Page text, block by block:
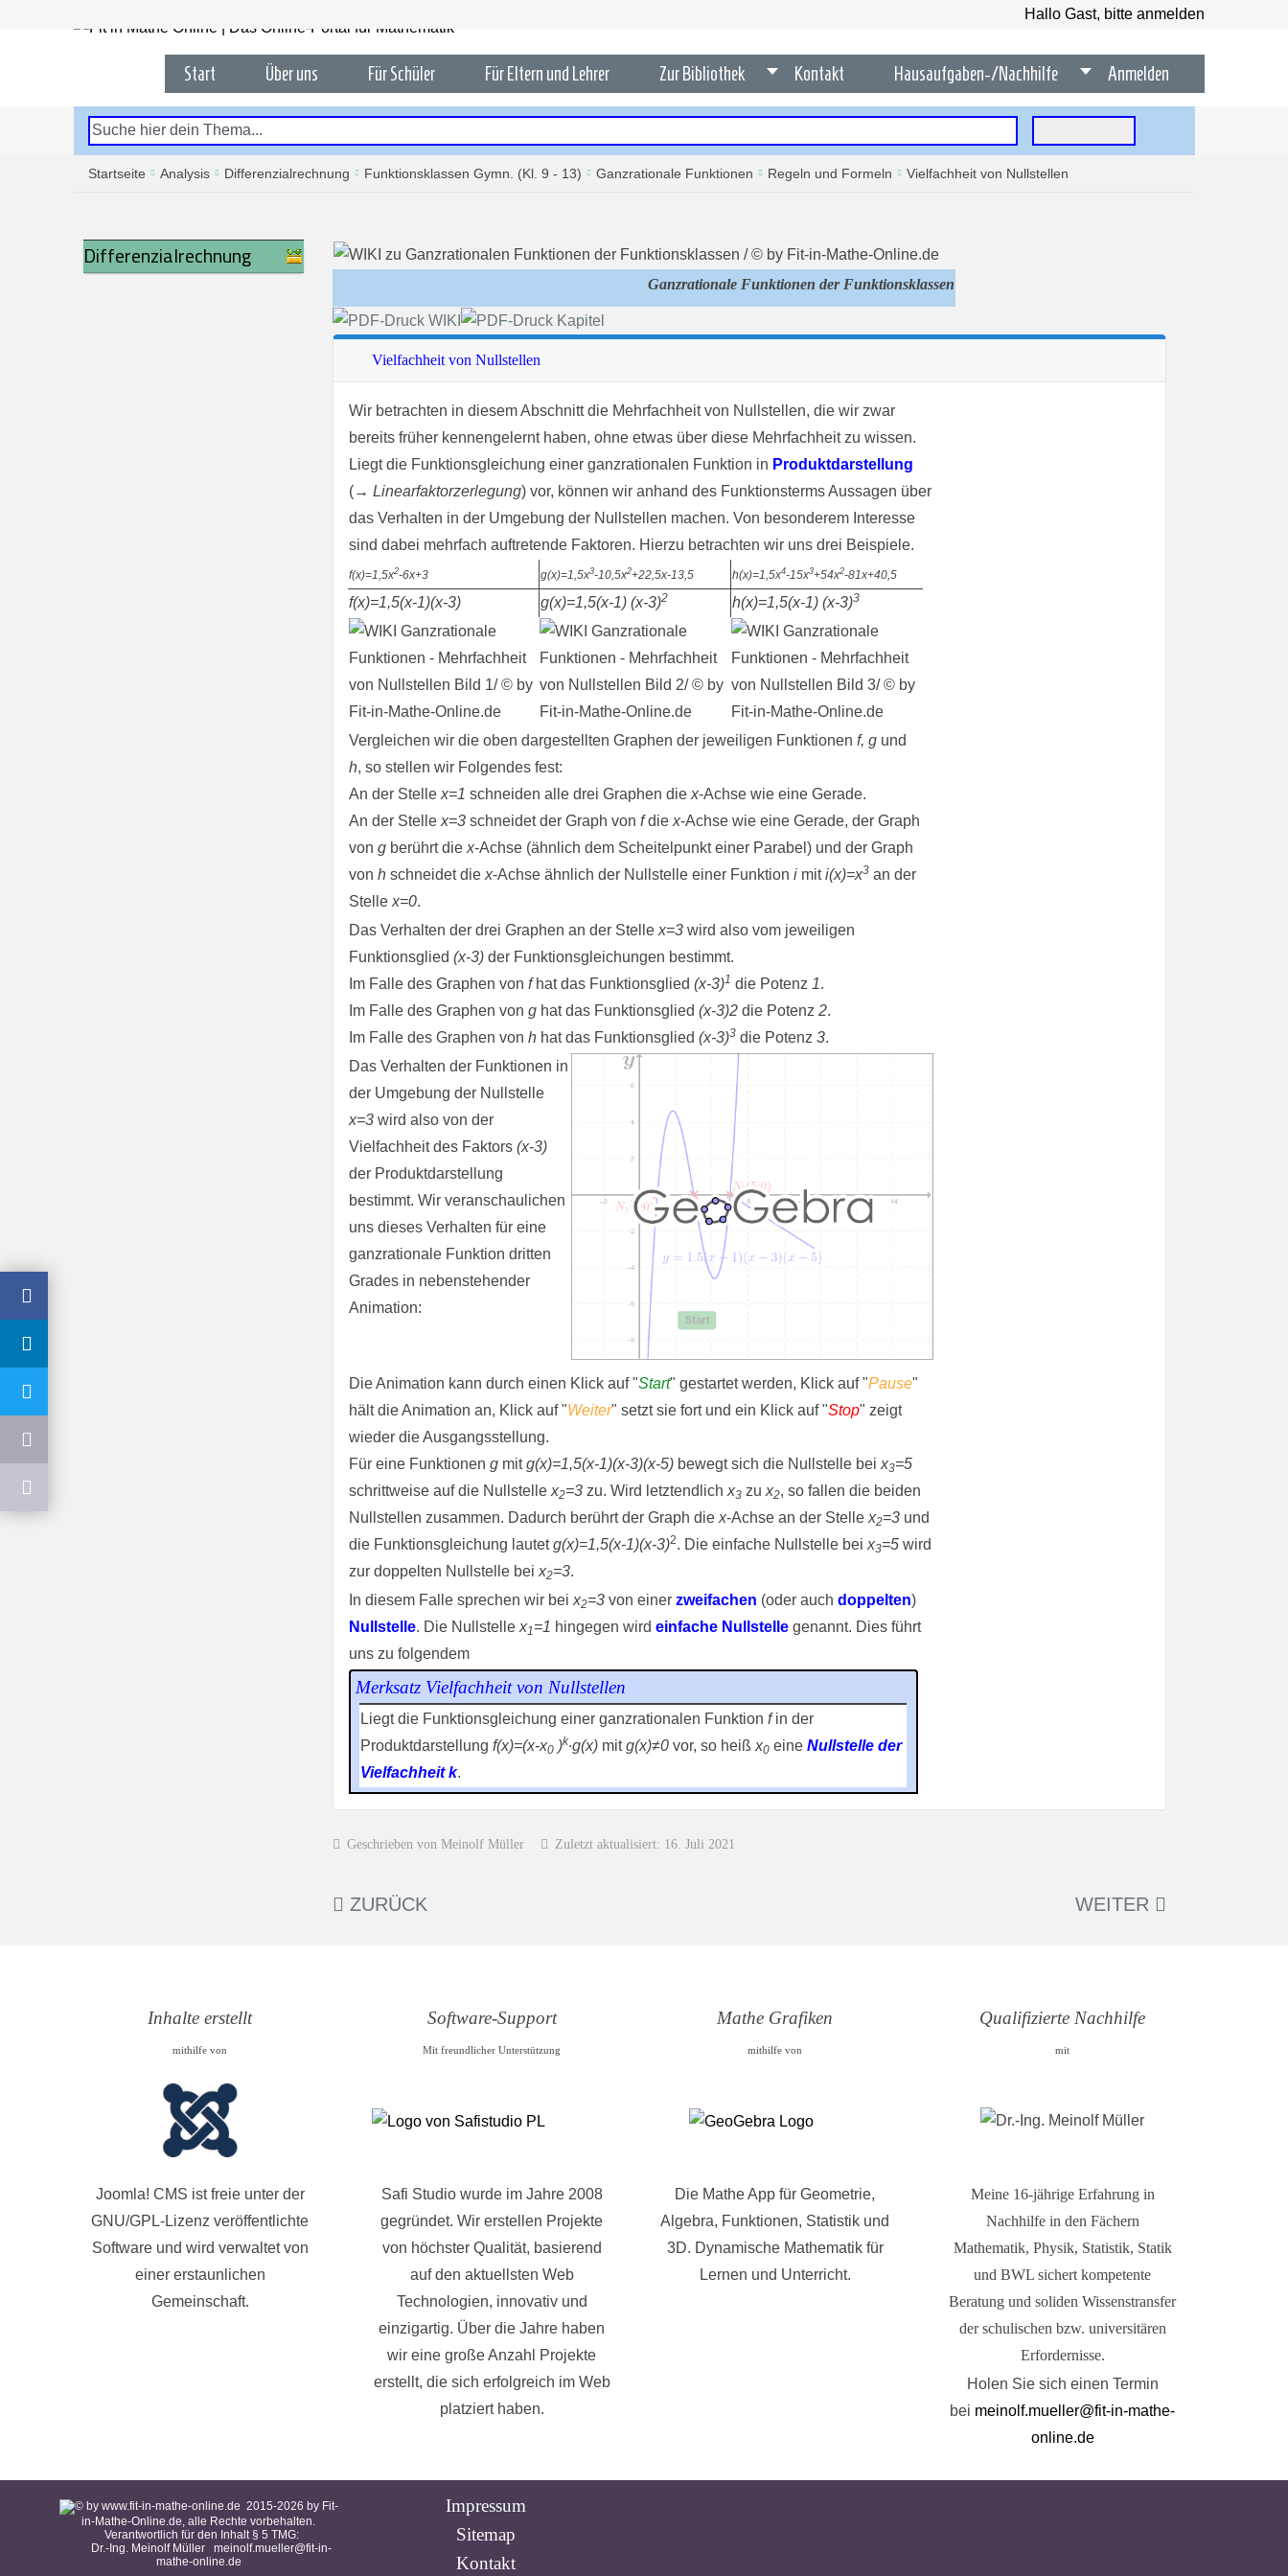
Hallo Gast, bitte anmelden
Start Über uns Für Schüler Für Eltern und Lehrer Zur Bibliothek Kontakt Hausaufgaben-/Nachhilfe Anmelden
Startseite Analysis Differenzialrechnung Funktionsklassen Gymn. (Kl. 9 - 13) Ganzrationale Funktionen Regeln und Formeln Vielfachheit von Nullstellen
Differenzialrechnung
Ganzrationale Funktionen der Funktionsklassen
Vielfachheit von Nullstellen
Wir betrachten in diesem Abschnitt die Mehrfachheit von Nullstellen, die wir zwar
bereits früher kennengelernt haben, ohne etwas über diese Mehrfachheit zu wissen.
Liegt die Funktionsgleichung einer ganzrationalen Funktion in Produktdarstellung
(→ Linearfaktorzerlegung) vor, können wir anhand des Funktionsterms Aussagen über
das Verhalten in der Umgebung der Nullstellen machen. Von besonderem Interesse
sind dabei mehrfach auftretende Faktoren. Hierzu betrachten wir uns drei Beispiele.
f(x)=1,5x2-6x+3 g(x)=1,5x3-10,5x2+22,5x-13,5 h(x)=1,5x4-15x3+54x2-81x+40,5
f(x)=1,5(x-1)(x-3) g(x)=1,5(x-1) (x-3)2 h(x)=1,5(x-1) (x-3)3
Vergleichen wir die oben dargestellten Graphen der jeweiligen Funktionen f, g und
h, so stellen wir Folgendes fest:
An der Stelle x=1 schneiden alle drei Graphen die x-Achse wie eine Gerade.
An der Stelle x=3 schneidet der Graph von fdie x-Achse wie eine Gerade, der Graph
von g berührt die x-Achse (ähnlich dem Scheitelpunkt einer Parabel) und der Graph
von h schneidet die x-Achse ähnlich der Nullstelle einer Funktion i miti(x)=x3 an der
Stelle x=0.
Das Verhalten der drei Graphen an der Stelle x=3 wird also vom jeweiligen
Funktionsglied (x-3) der Funktionsgleichungen bestimmt.
Im Falle des Graphen von fhat das Funktionsglied (x-3)1 die Potenz 1.
Im Falle des Graphen von g hat das Funktionsglied (x-3)2 die Potenz 2.
Im Falle des Graphen von h hat das Funktionsglied (x-3)3 die Potenz 3.
Das Verhalten der Funktionen in
der Umgebung der Nullstelle
x=3 wird also von der
Vielfachheit des Faktors (x-3)
der Produktdarstellung
bestimmt. Wir veranschaulichen
uns dieses Verhalten für eine
ganzrationale Funktion dritten
Grades in nebenstehender
Animation:
Die Animation kann durch einen Klick auf "Start" gestartet werden, Klick auf "Pause"
hält die Animation an, Klick auf "Weiter" setzt sie fort und ein Klick auf "Stop" zeigt
wieder die Ausgangsstellung.
Für eine Funktionen g mitg(x)=1,5(x-1)(x-3)(x-5) bewegt sich die Nullstelle bei x3=5
schrittweise auf die Nullstelle x2=3 zu. Wird letztendlich x3 zu x2, so fallen die beiden
Nullstellen zusammen. Dadurch berührt der Graph die x-Achse an der Stelle x2=3 und
die Funktionsgleichung lautetg(x)=1,5(x-1)(x-3)2. Die einfache Nullstelle bei x3=5 wird
zur doppelten Nullstelle bei x2=3.
In diesem Falle sprechen wir bei x2=3 von einer zweifachen (oder auch doppelten)
Nullstelle. Die Nullstelle x1 =1 hingegen wird einfache Nullstelle genannt. Dies führt
uns zu folgendem
Merksatz Vielfachheit von Nullstellen
Liegt die Funktionsgleichung einer ganzrationalen Funktion fin der
Produktdarstellung f(x)=(x-x0 )k∙g(x) mitg(x)≠0 vor, so heiß x0 eine Nullstelle der
Vielfachheit k.
Geschrieben von Meinolf Müller Zuletzt aktualisiert: 16. Juli 2021
ZURÜCK WEITER
Inhalte erstellt
mithilfe von
Joomla! CMS ist freie unter der
GNU/GPL-Lizenz veröffentlichte
Software und wird verwaltet von
einer erstaunlichen
Gemeinschaft.
Software-Support
Mit freundlicher Unterstützung
Safi Studio wurde im Jahre 2008
gegründet. Wir erstellen Projekte
von höchster Qualität, basierend
auf den aktuellsten Web
Technologien, innovativ und
einzigartig. Über die Jahre haben
wir eine große Anzahl Projekte
erstellt, die sich erfolgreich im Web
platziert haben.
Mathe Grafiken
mithilfe von
Die Mathe App für Geometrie,
Algebra, Funktionen, Statistik und
3D. Dynamische Mathematik für
Lernen und Unterricht.
Qualifizierte Nachhilfe
mit
Meine 16-jährige Erfahrung in
Nachhilfe in den Fächern
Mathematik, Physik, Statistik, Statik
und BWL sichert kompetente
Beratung und soliden Wissenstransfer
der schulischen bzw. universitären
Erfordernisse.
Holen Sie sich einen Termin
bei meinolf.mueller@fit-in-mathe-
online.de
2015-2026 by Fit-
in-Mathe-Online.de, alle Rechte vorbehalten.
Verantwortlich für den Inhalt § 5 TMG:
Dr.-Ing. Meinolf Müller meinolf.mueller@fit-in-
mathe-online.de
Impressum
Sitemap
Kontakt